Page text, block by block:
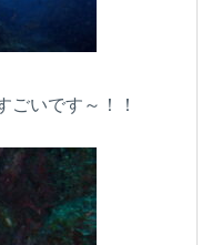
ごいです～！！